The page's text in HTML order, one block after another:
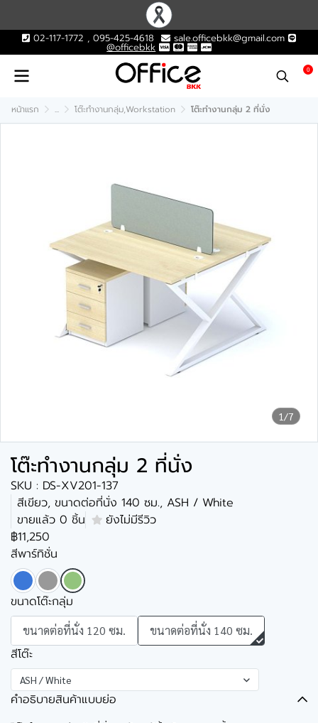
02-117-1772 , 095-425-4618 sale.officebkk@gmail.com
@officebkk
0
หน้าแรก ... โต๊ะทำงานกลุ่ม,Workstation โต๊ะทำงานกลุ่ม 2 ที่นั่ง
1/7
โต๊ะทำงานกลุ่ม 2 ที่นั่ง
SKU : DS-XV201-137
สีเขียว, ขนาดต่อที่นั่ง 140 ซม., ASH / White
ขายแล้ว 0 ชิ้น
ยังไม่มีรีวิว
฿11,250
สีพาร์ทิชั่น
ขนาดโต๊ะกลุ่ม
ขนาดต่อที่นั่ง 120 ซม. ขนาดต่อที่นั่ง 140 ซม.
สีโต๊ะ
ASH / White
คำอธิบายสินค้าแบบย่อ